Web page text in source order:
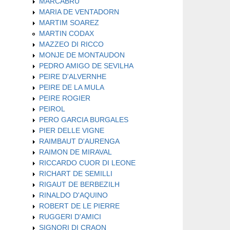
MARIA DE VENTADORN
MARTIM SOAREZ
MARTIN CODAX
MAZZEO DI RICCO
MONJE DE MONTAUDON
PEDRO AMIGO DE SEVILHA
PEIRE D'ALVERNHE
PEIRE DE LA MULA
PEIRE ROGIER
PEIROL
PERO GARCIA BURGALES
PIER DELLE VIGNE
RAIMBAUT D'AURENGA
RAIMON DE MIRAVAL
RICCARDO CUOR DI LEONE
RICHART DE SEMILLI
RIGAUT DE BERBEZILH
RINALDO D'AQUINO
ROBERT DE LE PIERRE
RUGGERI D'AMICI
SIGNORI DI CRAON